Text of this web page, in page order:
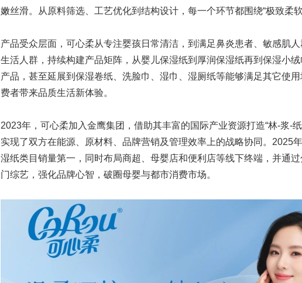
嫩丝滑。从原料筛选、工艺优化到结构设计，每一个环节都围绕“极致柔软
产品受众层面，可心柔从专注婴孩日常清洁，到满足鼻炎患者、敏感肌
生活人群，持续构建产品矩阵，从婴儿保湿纸到厚润保湿纸再到保湿小
产品，甚至延展到保湿卷纸、洗脸巾、湿巾、湿厕纸等能够满足其它使
费者带来品质生活新体验。
2023年，可心柔加入金鹰集团，借助其丰富的国际产业资源打造“林-浆-
实现了双方在能源、原材料、品牌营销及管理效率上的战略协同。2025
湿纸类目销量第一，同时布局商超、母婴店和便利店等线下终端，并通
门综艺，强化品牌心智，破圈母婴与都市消费市场。